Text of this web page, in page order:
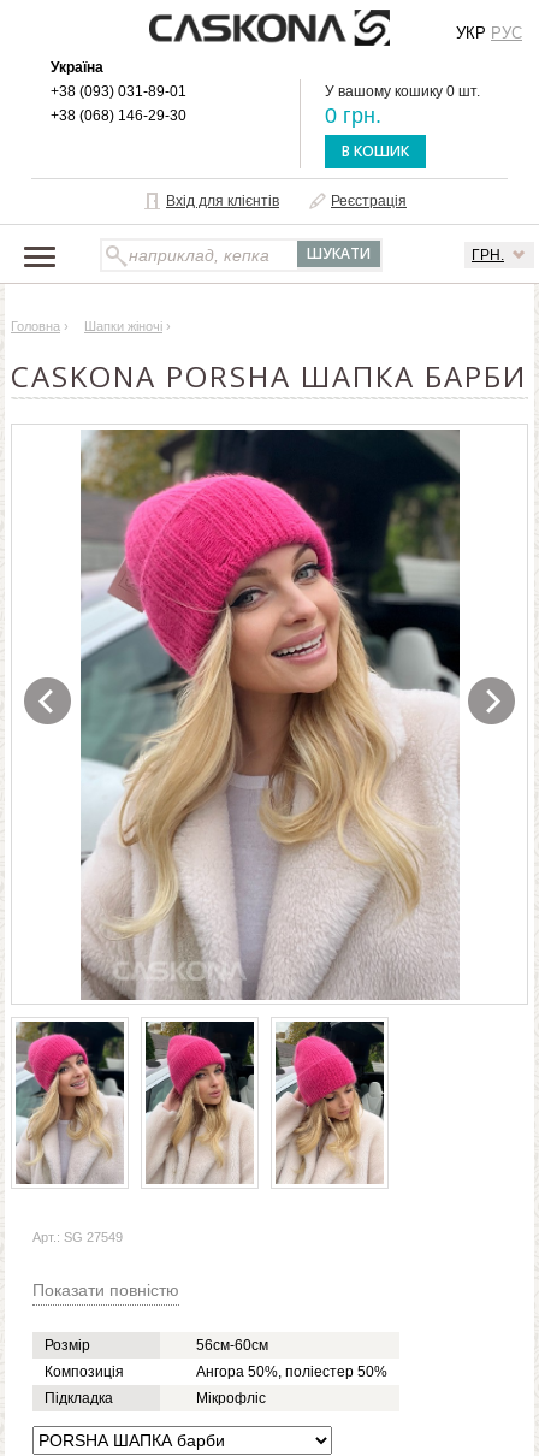
Україна
+38 (093) 031-89-01
+38 (068) 146-29-30
У вашому кошику 0 шт.
0 грн.
В КОШИК
Вхід для клієнтів Реєстрація
ГРН.
УКР РУС
ПРО БРЕНД
ДОСТАВКА І ОПЛАТА
КОНТАКТИ
Головна › Шапки жіночі ›
CASKONA PORSHA ШАПКА БАРБИ
Арт.: SG 27549
Показати повністю
Розмір
56см-60см
Композиція
Ангора 50%, поліестер 50%
Підкладка
Мікрофліс